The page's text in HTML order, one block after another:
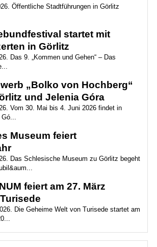
Öffentliche Stadtführungen in Görlitz
startet mit
in Görlitz
Das 9. „Kommen und Gehen“ – Das
„Bolko von Hochberg“
und Jelenia Góra
Vom 30. Mai bis 4. Juni 2026 findet in
Museum feiert
Das Schlesische Museum zu Görlitz begeht
feiert am 27. März
Die Geheime Welt von Turisede startet am